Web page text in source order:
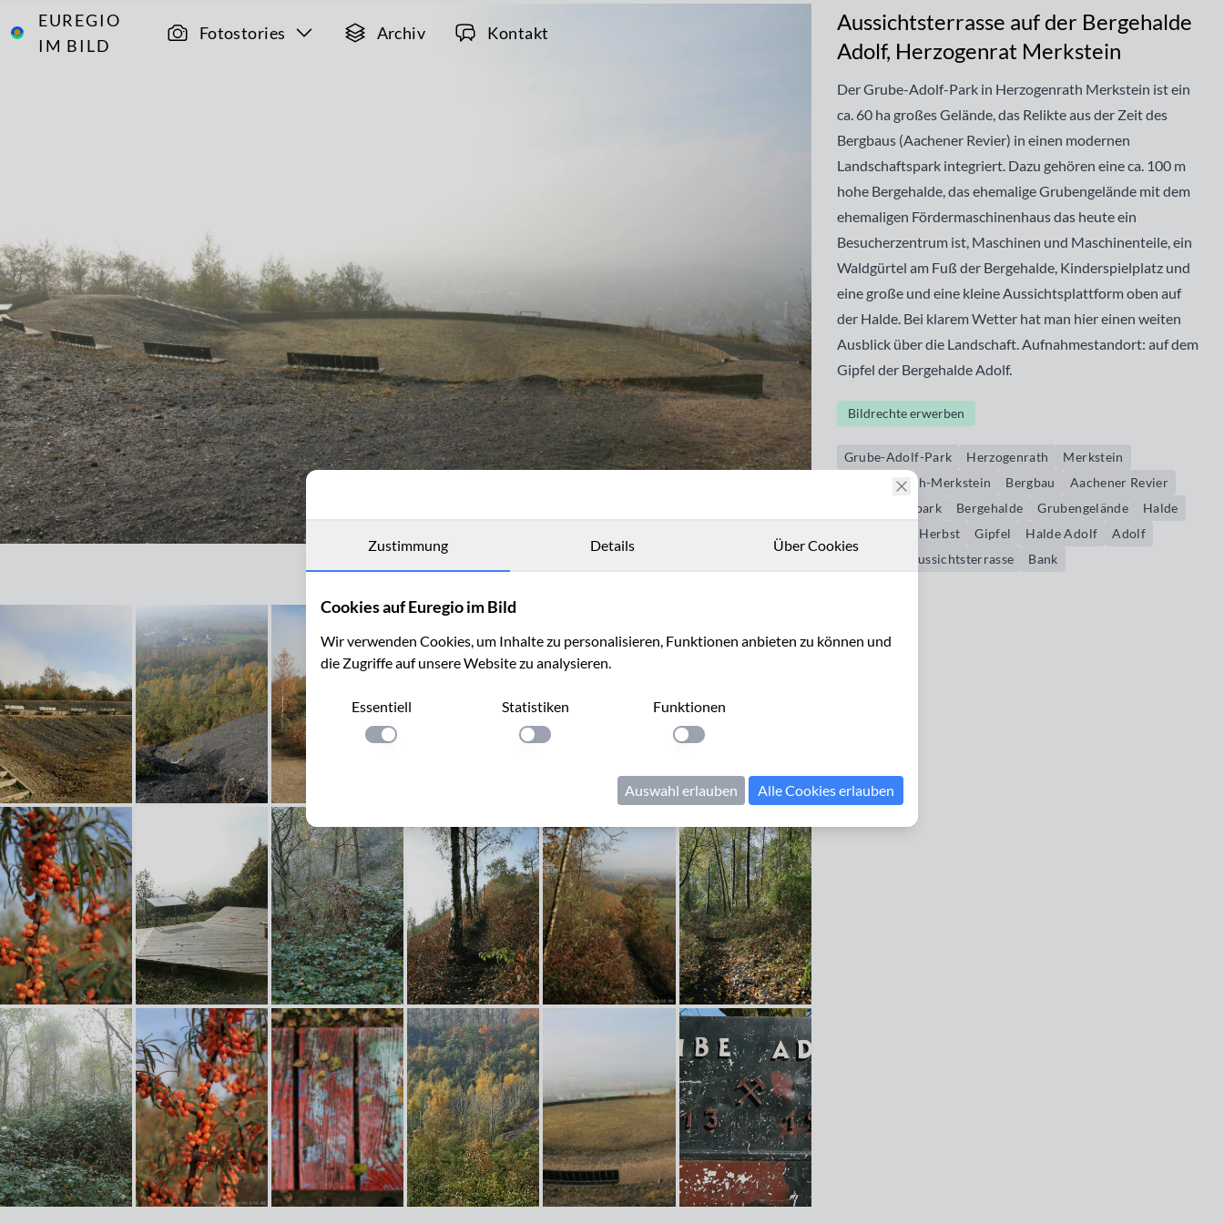
EUREGIO
IM BILD
Fotostories Archiv Kontakt
Archiv
Aussichtsterrasse auf der Bergehalde Adolf, Herzogenrat Merkstein
Aussichtsterrasse auf der Bergehalde
Adolf, Herzogenrat Merkstein
Der Grube-Adolf-Park in Herzogenrath Merkstein ist ein
ca. 60 ha großes Gelände, das Relikte aus der Zeit des
Bergbaus (Aachener Revier) in einen modernen
Landschaftspark integriert. Dazu gehören eine ca. 100 m
hohe Bergehalde, das ehemalige Grubengelände mit dem
ehemaligen Fördermaschinenhaus das heute ein
Besucherzentrum ist, Maschinen und Maschinenteile, ein
Waldgürtel am Fuß der Bergehalde, Kinderspielplatz und
eine große und eine kleine Aussichtsplattform oben auf
der Halde. Bei klarem Wetter hat man hier einen weiten
Ausblick über die Landschaft. Aufnahmestandort: auf dem
Gipfel der Bergehalde Adolf.
Bildrechte erwerben
Grube-Adolf-Park Herzogenrath
Merkstein
Herzogenrath-Merkstein
Bergbau
Aachener Revier
Landschaftspark
Bergehalde Grubengelände
Halde
Herbst Gipfel Halde Adolf
Adolf
Aussichtsterrasse Bank
Zustimmung Details Über Cookies
Cookies auf Euregio im Bild
Wir verwenden Cookies, um Inhalte zu personalisieren, Funktionen anbieten zu können und
die Zugriffe auf unsere Website zu analysieren.
Essentiell
Einstellung anwenden
Statistiken
Einstellung anwenden
Funktionen
Einstellung anwenden
Auswahl erlauben Alle Cookies erlauben